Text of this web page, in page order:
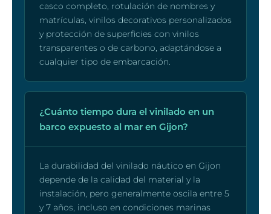
casco completo, rotulación de nombres y
matrículas, vinilos decorativos personalizados
y protección de superficies con vinilos
transparentes o de carbono, adaptándose a
cualquier tipo de embarcación.
¿Cuánto tiempo dura el vinilado en un
barco expuesto al mar en Gijon?
La durabilidad del vinilado náutico en Gijon
depende de la calidad del material y la
instalación, pero generalmente oscila entre 5
y 7 años, incluso en condiciones marinas